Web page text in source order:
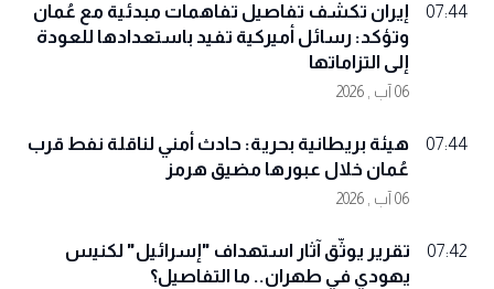
07:44
إيران تكشف تفاصيل تفاهمات مبدئية مع عُمان
وتؤكد: رسائل أميركية تفيد باستعدادها للعودة
إلى التزاماتها
06 آب , 2026
07:44
هيئة بريطانية بحرية: حادث أمني لناقلة نفط قرب
عُمان خلال عبورها مضيق هرمز
06 آب , 2026
07:42
تقرير يوثّق آثار استهداف "إسرائيل" لكنيس
يهودي في طهران.. ما التفاصيل؟